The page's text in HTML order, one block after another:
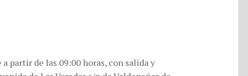
partir de las 09:00 horas, con salida y